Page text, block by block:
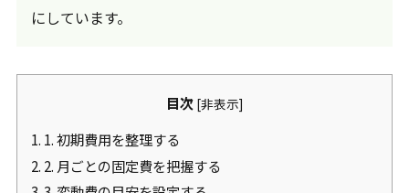
にしています。
目次 [非表示]
1. 1. 初期費用を整理する
2. 2. 月ごとの固定費を把握する